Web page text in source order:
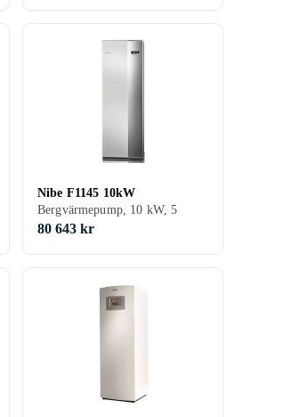
Nibe F1145 10kW
Bergvärmepump, 10 kW, 5
80 643 kr